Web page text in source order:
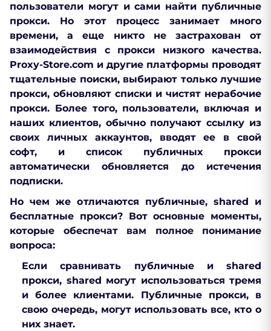
пользователи могут и сами найти публичные
прокси. Но этот процесс занимает много
времени, а еще никто не застрахован от
взаимодействия с прокси низкого качества.
Proxy-Store.com и другие платформы проводят
тщательные поиски, выбирают только лучшие
прокси, обновляют списки и чистят нерабочие
прокси. Более того, пользователи, включая и
наших клиентов, обычно получают ссылку из
своих личных аккаунтов, вводят ее в свой
софт, и список публичных прокси
автоматически обновляется до истечения
подписки.
Но чем же отличаются публичные, shared и
бесплатные прокси? Вот основные моменты,
которые обеспечат вам полное понимание
вопроса:
Если сравнивать публичные и shared
прокси, shared могут использоваться тремя
и более клиентами. Публичные прокси, в
свою очередь, могут использовать все, кто о
них знает.